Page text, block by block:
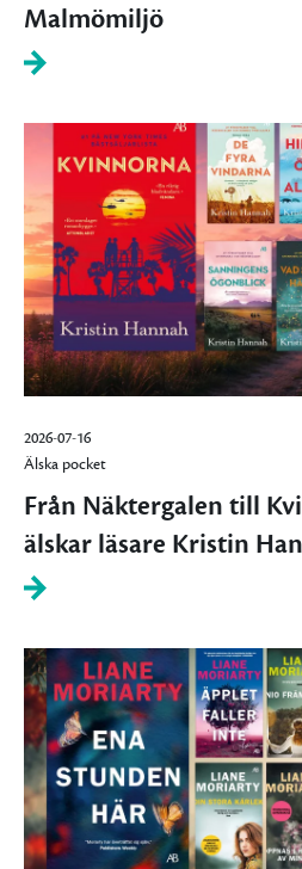
Malmömiljö
2026-07-16
Älska pocket
Från Näktergalen till
älskar läsare Kristin